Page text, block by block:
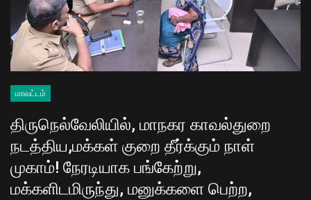
மாவட்டம்
திருநெல்வேலியில், மாநகர காவல்துறை
நடத்திய,மக்கள் குறை தீர்க்கும் நாள்
முகாம்! நேரடியாக பங்கேற்று,
மக்களிடமிருந்து, மனுக்களை பெற்ற,